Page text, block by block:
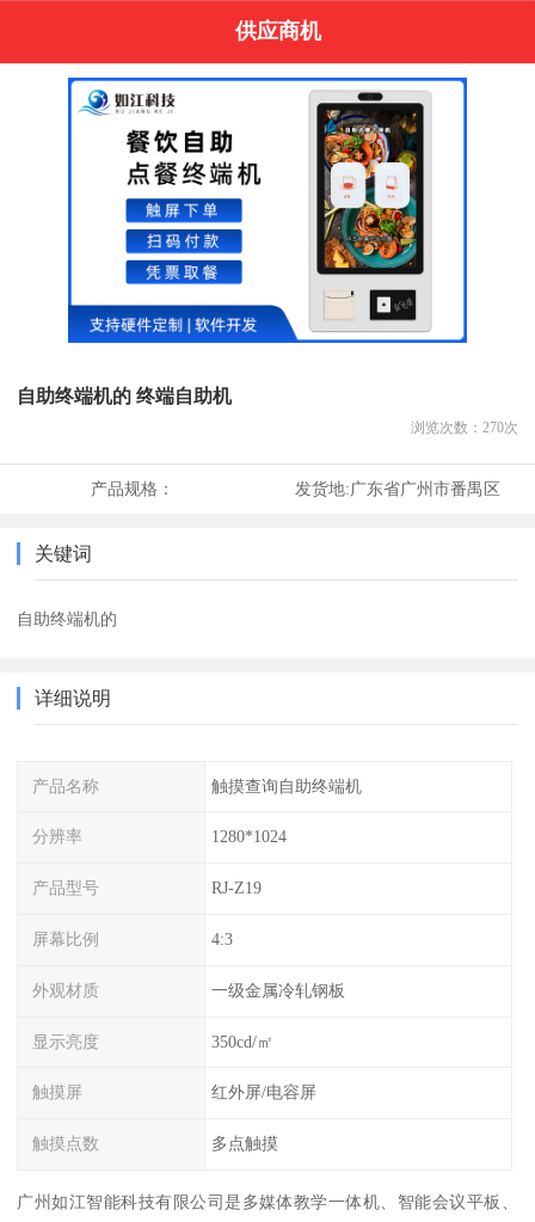
供应商机
自助终端机的 终端自助机
浏览次数： 270次
产品规格： 发货地:广东省广州市番禺区
关键词
自助终端机的
详细说明
产品名称 触摸查询自助终端机
分辨率 1280*1024
产品型号 RJ-Z19
屏幕比例 4:3
外观材质 一级金属冷轧钢板
显示亮度 350cd/㎡
触摸屏 红外屏/电容屏
触摸点数 多点触摸
广州如江智能科技有限公司是多媒体教学一体机、智能会议平板、